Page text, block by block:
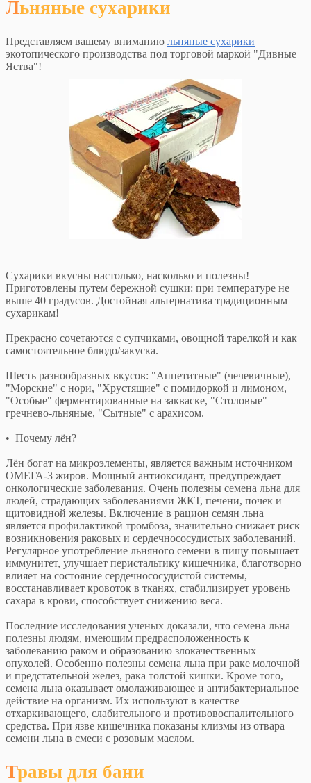
Льняные сухарики
Представляем вашему вниманию льняные сухарики
экотопического производства под торговой маркой "Дивные
Яства"!
Сухарики вкусны настолько, насколько и полезны!
Приготовлены путем бережной сушки: при температуре не
выше 40 градусов. Достойная альтернатива традиционным
сухарикам!
Прекрасно сочетаются с супчиками, овощной тарелкой и как
самостоятельное блюдо/закуска.
Шесть разнообразных вкусов: "Аппетитные" (чечевичные),
"Морские" с нори, "Хрустящие" с помидоркой и лимоном,
"Особые" ферментированные на закваске, "Столовые"
гречнево-льняные, "Сытные" с арахисом.
• Почему лён?
Лён богат на микроэлементы, является важным источником
ОМЕГА-3 жиров. Мощный антиоксидант, предупреждает
онкологические заболевания. Очень полезны семена льна для
людей, страдающих заболеваниями ЖКТ, печени, почек и
щитовидной железы. Включение в рацион семян льна
является профилактикой тромбоза, значительно снижает риск
возникновения раковых и сердечнососудистых заболеваний.
Регулярное употребление льняного семени в пищу повышает
иммунитет, улучшает перистальтику кишечника, благотворно
влияет на состояние сердечнососудистой системы,
восстанавливает кровоток в тканях, стабилизирует уровень
сахара в крови, способствует снижению веса.
Последние исследования ученых доказали, что семена льна
полезны людям, имеющим предрасположенность к
заболеванию раком и образованию злокачественных
опухолей. Особенно полезны семена льна при раке молочной
и предстательной желез, рака толстой кишки. Кроме того,
семена льна оказывает омолаживающее и антибактериальное
действие на организм. Их используют в качестве
отхаркивающего, слабительного и противовоспалительного
средства. При язве кишечника показаны клизмы из отвара
семени льна в смеси с розовым маслом.
Травы для бани